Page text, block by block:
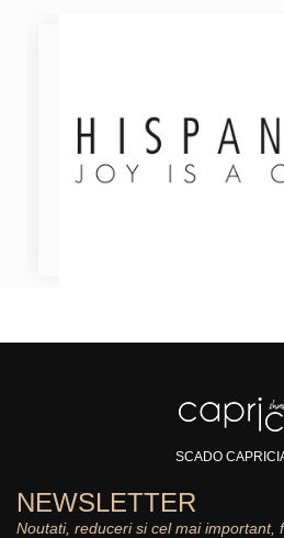
SCADO
NEWSLETTER
Noutati, reduceri si cel mai important,